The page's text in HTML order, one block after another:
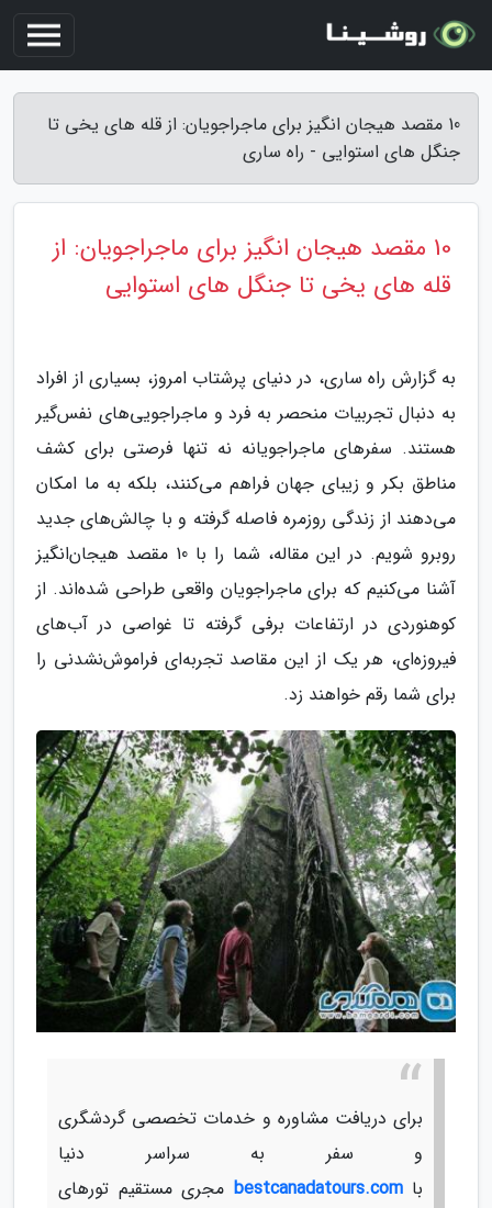
10 مقصد هیجان انگیز برای ماجراجویان: از قله های یخی تا
جنگل های استوایی - راه ساری
10 مقصد هیجان انگیز برای ماجراجویان: از
قله های یخی تا جنگل های استوایی
به گزارش راه ساری، در دنیای پرشتاب امروز، بسیاری از افراد
به دنبال تجربیات منحصر به فرد و ماجراجویی‌های نفس‌گیر
هستند. سفرهای ماجراجویانه نه تنها فرصتی برای کشف
مناطق بکر و زیبای جهان فراهم می‌کنند، بلکه به ما امکان
می‌دهند از زندگی روزمره فاصله گرفته و با چالش‌های جدید
روبرو شویم. در این مقاله، شما را با 10 مقصد هیجان‌انگیز
آشنا می‌کنیم که برای ماجراجویان واقعی طراحی شده‌اند. از
کوهنوردی در ارتفاعات برفی گرفته تا غواصی در آب‌های
فیروزه‌ای، هر یک از این مقاصد تجربه‌ای فراموش‌نشدنی را
برای شما رقم خواهند زد.
برای دریافت مشاوره و خدمات تخصصی گردشگری
و سفر به سراسر دنیا
باbestcanadatours.com مجری مستقیم تورهای